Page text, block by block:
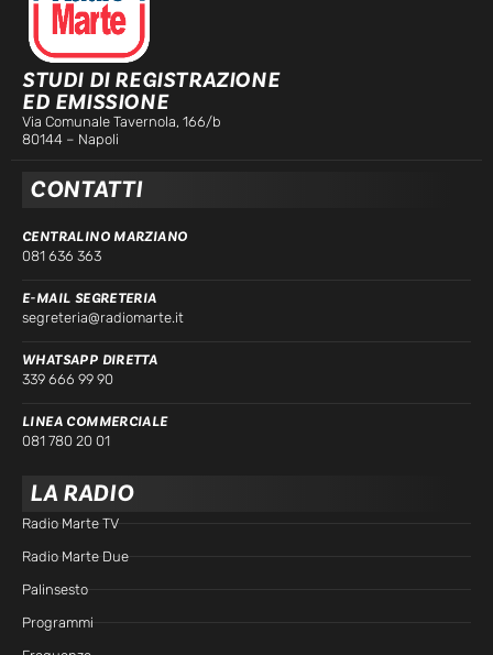
STUDI DI REGISTRAZIONE
ED EMISSIONE
Via Comunale Tavernola, 166/b
80144 – Napoli
CONTATTI
CENTRALINO MARZIANO
081 636 363
E-MAIL SEGRETERIA
segreteria@radiomarte.it
WHATSAPP DIRETTA
339 666 99 90
LINEA COMMERCIALE
081 780 20 01
LA RADIO
Radio Marte TV
Radio Marte Due
Palinsesto
Programmi